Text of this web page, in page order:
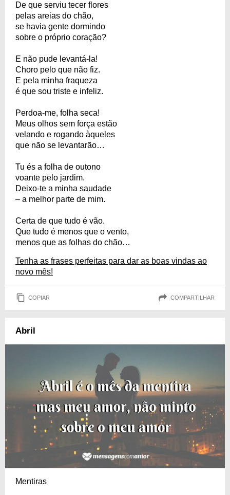
De que serviu tecer flores
pelas areias do chão,
se havia gente dormindo
sobre o próprio coração?
E não pude levantá-la!
Choro pelo que não fiz.
E pela minha fraqueza
é que sou triste e infeliz.
Perdoa-me, folha seca!
Meus olhos sem força estão
velando e rogando àqueles
que não se levantarão…
Tu és a folha de outono
voante pelo jardim.
Deixo-te a minha saudade
– a melhor parte de mim.
Certa de que tudo é vão.
Que tudo é menos que o vento,
menos que as folhas do chão…
Tenha as frases perfeitas para dar as boas vindas ao
novo mês!
COPIAR COMPARTILHAR
Abril
Mentiras